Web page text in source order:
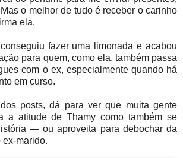
o melhor de tudo é receber o carinho
ela.
fazer uma limonada e acabou
para quem, como ela, também passa
com o ex, especialmente quando há
em curso.
posts, dá para ver que muita gente
a atitude de Thamy como também se
— ou aproveita para debochar da
ex-marido.